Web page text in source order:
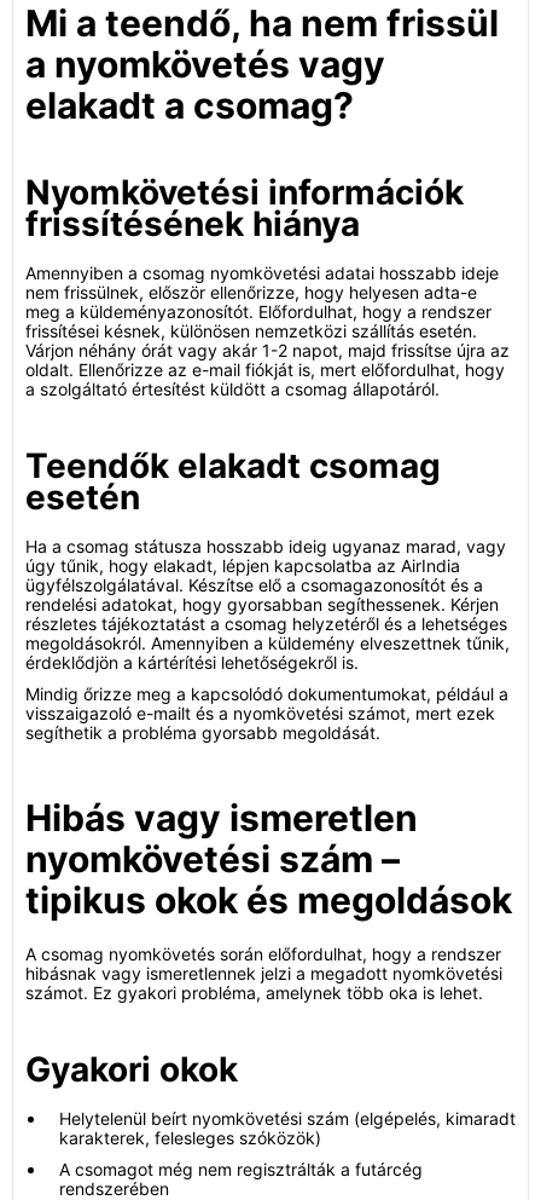
Mi a teendő, ha nem frissül
a nyomkövetés vagy
elakadt a csomag?
Nyomkövetési információk
frissítésének hiánya
Amennyiben a csomag nyomkövetési adatai hosszabb ideje
nem frissülnek, először ellenőrizze, hogy helyesen adta-e
meg a küldeményazonosítót. Előfordulhat, hogy a rendszer
frissítései késnek, különösen nemzetközi szállítás esetén.
Várjon néhány órát vagy akár 1-2 napot, majd frissítse újra az
oldalt. Ellenőrizze az e-mail fiókját is, mert előfordulhat, hogy
a szolgáltató értesítést küldött a csomag állapotáról.
Teendők elakadt csomag
esetén
Ha a csomag státusza hosszabb ideig ugyanaz marad, vagy
úgy tűnik, hogy elakadt, lépjen kapcsolatba az AirIndia
ügyfélszolgálatával. Készítse elő a csomagazonosítót és a
rendelési adatokat, hogy gyorsabban segíthessenek. Kérjen
részletes tájékoztatást a csomag helyzetéről és a lehetséges
megoldásokról. Amennyiben a küldemény elveszettnek tűnik,
érdeklődjön a kártérítési lehetőségekről is.
Mindig őrizze meg a kapcsolódó dokumentumokat, például a
visszaigazoló e-mailt és a nyomkövetési számot, mert ezek
segíthetik a probléma gyorsabb megoldását.
Hibás vagy ismeretlen
nyomkövetési szám –
tipikus okok és megoldások
A csomag nyomkövetés során előfordulhat, hogy a rendszer
hibásnak vagy ismeretlennek jelzi a megadott nyomkövetési
számot. Ez gyakori probléma, amelynek több oka is lehet.
Gyakori okok
Helytelenül beírt nyomkövetési szám (elgépelés, kimaradt
karakterek, felesleges szóközök)
A csomagot még nem regisztrálták a futárcég
rendszerében